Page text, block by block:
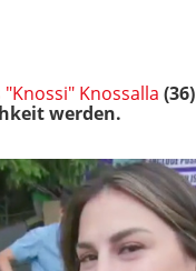
"Knossi" Knossalla
werden.